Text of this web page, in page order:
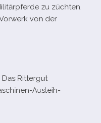
zu züch­ten.
von der
Rittergut
​Ausleih-​